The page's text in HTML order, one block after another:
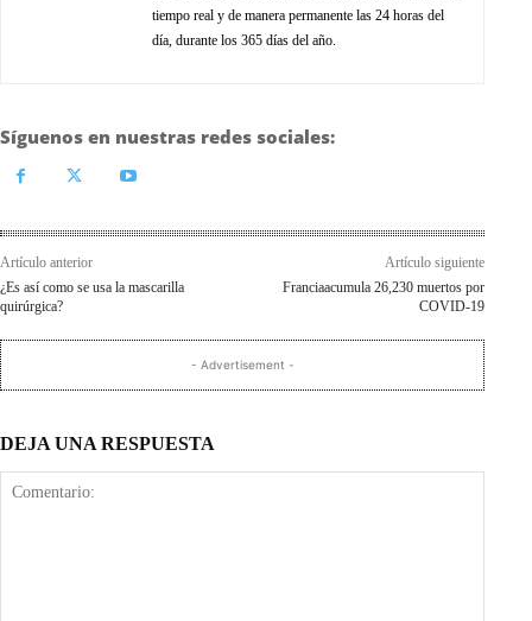
tiempo real y de manera permanente las 24 horas del
día, durante los 365 días del año.
Síguenos en nuestras redes sociales:
Artículo anterior
¿Es así como se usa la mascarilla
quirúrgica?
Artículo siguiente
Franciaacumula 26,230 muertos por
COVID-19
- Advertisement -
DEJA UNA RESPUESTA